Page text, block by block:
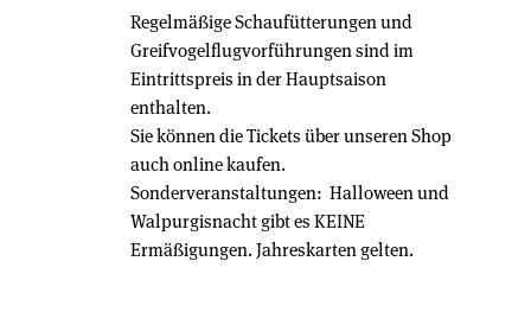
Regelmäßige Schaufütterungen und
Greifvogelflugvorführungen sind im
Eintrittspreis in der Hauptsaison
enthalten.
Sie können die Tickets über unseren Shop
auch online kaufen.
Sonderveranstaltungen: Halloween und
Walpurgisnacht gibt es KEINE
Ermäßigungen. Jahreskarten gelten.